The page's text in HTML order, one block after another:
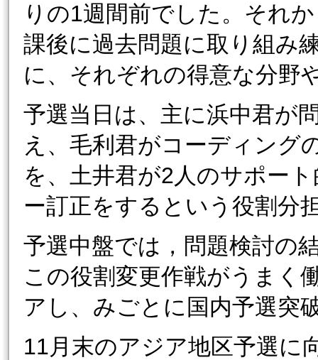
りの1週間前でした。それ
課後に過去問題に取り組み
に、それぞれの得意な分野
予選当日は、主に浜中君が
え、毛利君がコーディング
を、土井君が2人のサポー
ー訂正をするという役割分
予選中盤では，問題検討の
この役割変更作戦がうまく
アし、みごとに国内予選突
11月末のアジア地区予選に